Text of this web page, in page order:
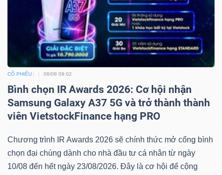
CỔ PHIẾU 08/08 09:02
Bình chọn IR Awards 2026: Cơ hội nhận
Samsung Galaxy A37 5G và trở thành thành
viên VietstockFinance hạng PRO
Chương trình IR Awards 2026 sẽ chính thức mở cổng bình
chọn đại chúng dành cho nhà đầu tư cá nhân từ ngày
10/08 đến hết ngày 23/08/2026. Đây là cơ hội để cộng